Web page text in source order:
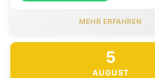
MEHR ERFAHREN
5
AUGUST